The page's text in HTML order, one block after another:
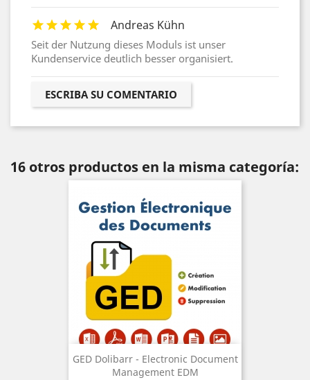
Andreas Kühn
Seit der Nutzung dieses Moduls ist unser
Kundenservice deutlich besser organisiert.
ESCRIBA SU COMENTARIO
16 otros productos en la misma categoría:
GED Dolibarr - Electronic Document
Management EDM